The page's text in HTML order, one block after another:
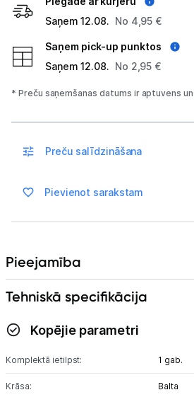
Termometri
Sports un atpūta
Uzņēmumiem
Tet pakalpojumi
Saņem 12.08. No 4,95 €
Saņem pick-up punktos
Saņem 12.08. No 2,95 €
* Preču saņemšanas datums ir aptuvens
Preču salīdzināšana
Pievienot sarakstam
Pieejamība
Tehniskā specifikācija
Kopējie parametri
Komplektā ietilpst: 1 gab.
Krāsa: Balta